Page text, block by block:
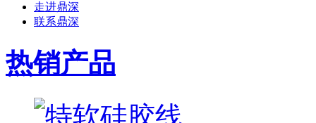
走进鼎深
联系鼎深
热销产品